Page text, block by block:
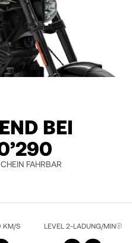
BEI
FAHRBAR
KM/S LEVEL 2-LADUNG/MIN